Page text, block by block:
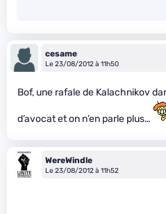
cesame
Le 23/08/2012 à 11h50
Bof, une rafale de Kalachnikov
d’avocat et on n’en parle plus…
WereWindle
Le 23/08/2012 à 11h52